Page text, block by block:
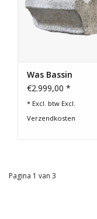
Was Bassin
€2.999,00 *
* Excl. btw Excl.
Verzendkosten
Pagina 1 van 3